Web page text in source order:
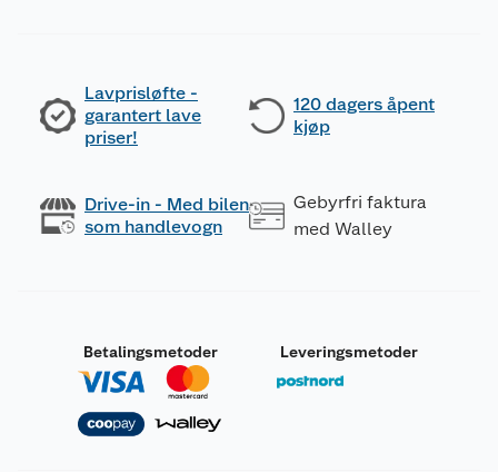
Lavprisløfte -
garantert lave
priser!
120 dagers åpent
kjøp
Drive-in - Med bilen
som handlevogn
Gebyrfri faktura
med Walley
Betalingsmetoder Leveringsmetoder